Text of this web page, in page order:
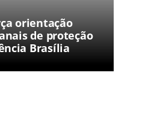
orientação
de proteção
Brasília